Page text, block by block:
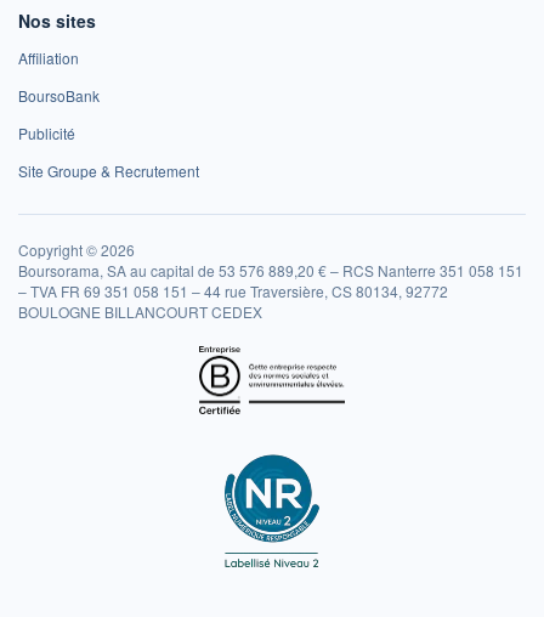
Nos sites
Affiliation
BoursoBank
Publicité
Site Groupe & Recrutement
Copyright © 2026
Boursorama, SA au capital de 53 576 889,20 € – RCS Nanterre 351 058 151
– TVA FR 69 351 058 151 – 44 rue Traversière, CS 80134, 92772
BOULOGNE BILLANCOURT CEDEX